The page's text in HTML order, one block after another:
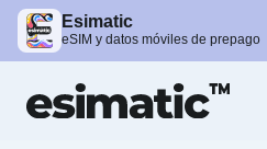
Esimatic
eSIM y datos móviles de prepago